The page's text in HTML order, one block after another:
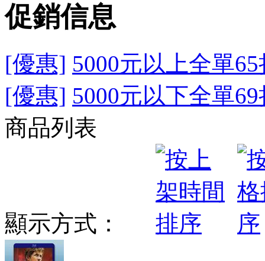
促銷信息
[優惠] 5000元以上全單65
[優惠] 5000元以下全單69
商品列表
顯示方式：